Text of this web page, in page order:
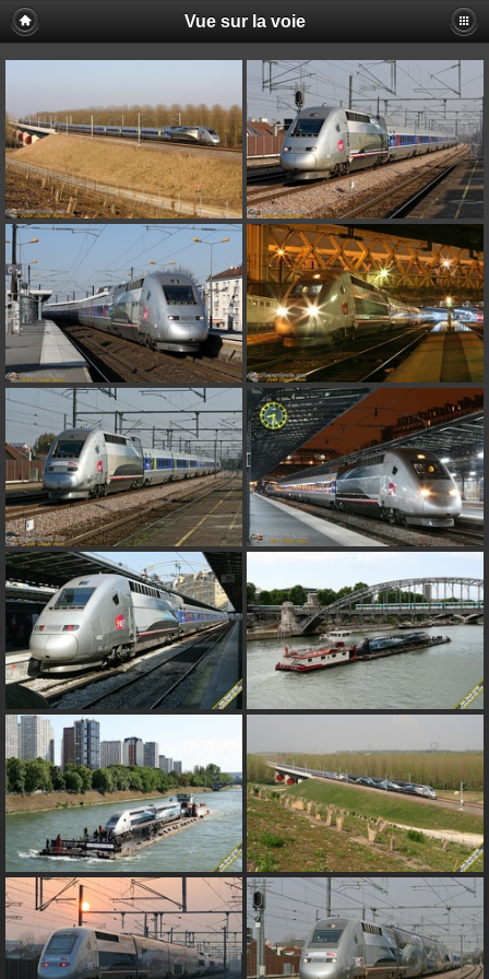
Vue sur la voie